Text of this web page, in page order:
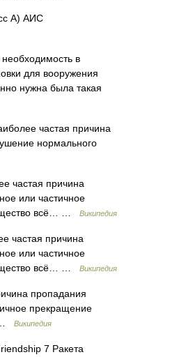
А) АИС
в
для вооружения
нужна была такая
частая причина
нормального
частая причина
или частичное
всё… …
Википедия
частая причина
или частичное
всё… …
Википедия
пропадания
прекращение
…
Википедия
7 Ракета